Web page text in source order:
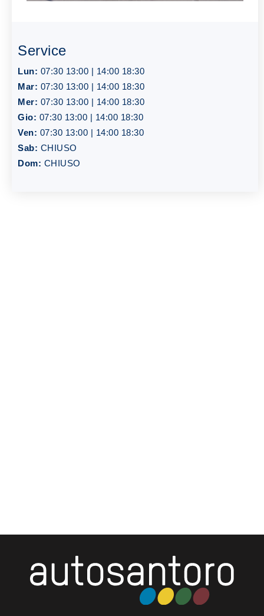
Service
Lun: 07:30 13:00 | 14:00 18:30
Mar: 07:30 13:00 | 14:00 18:30
Mer: 07:30 13:00 | 14:00 18:30
Gio: 07:30 13:00 | 14:00 18:30
Ven: 07:30 13:00 | 14:00 18:30
Sab: CHIUSO
Dom: CHIUSO